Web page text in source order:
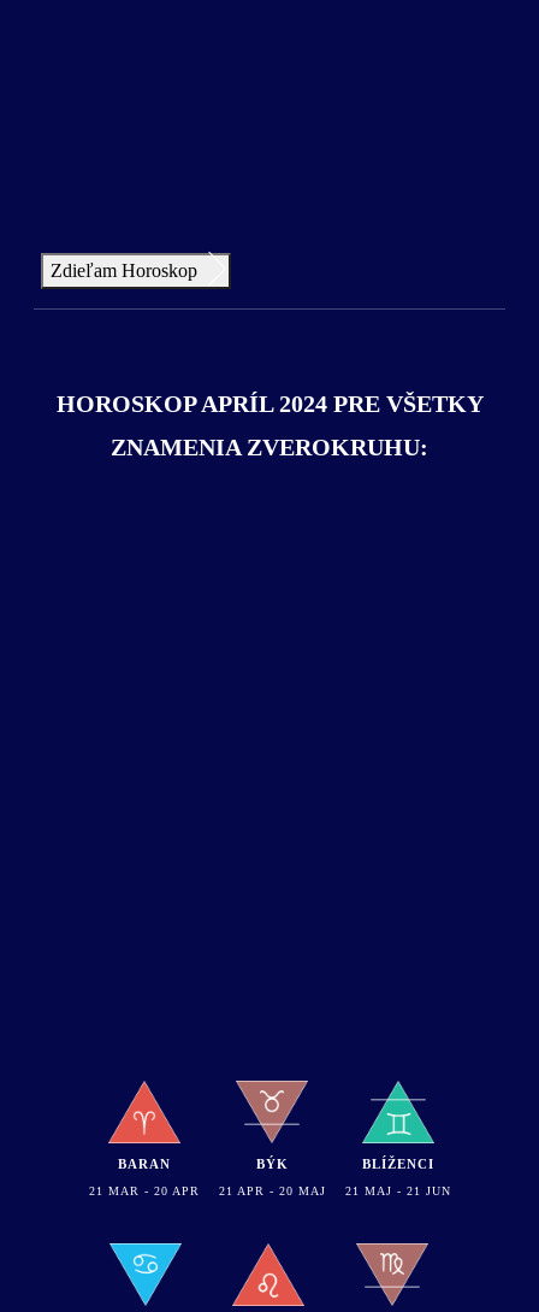
Zdieľam Horoskop
HOROSKOP APRÍL 2024 PRE VŠETKY
ZNAMENIA ZVEROKRUHU:
BARAN
21 MAR - 20 APR
BÝK
21 APR - 20 MAJ
BLÍŽENCI
21 MAJ - 21 JUN